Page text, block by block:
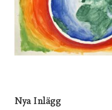
Nya Inlägg